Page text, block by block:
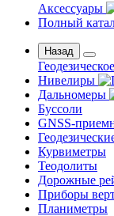
Аксессуары
Полный
Назад
Нивелиры
Дальномеры
Буссоли
GNSS-
Курвиметры
Теодолиты
Дорожные
Приборы
Планиметры